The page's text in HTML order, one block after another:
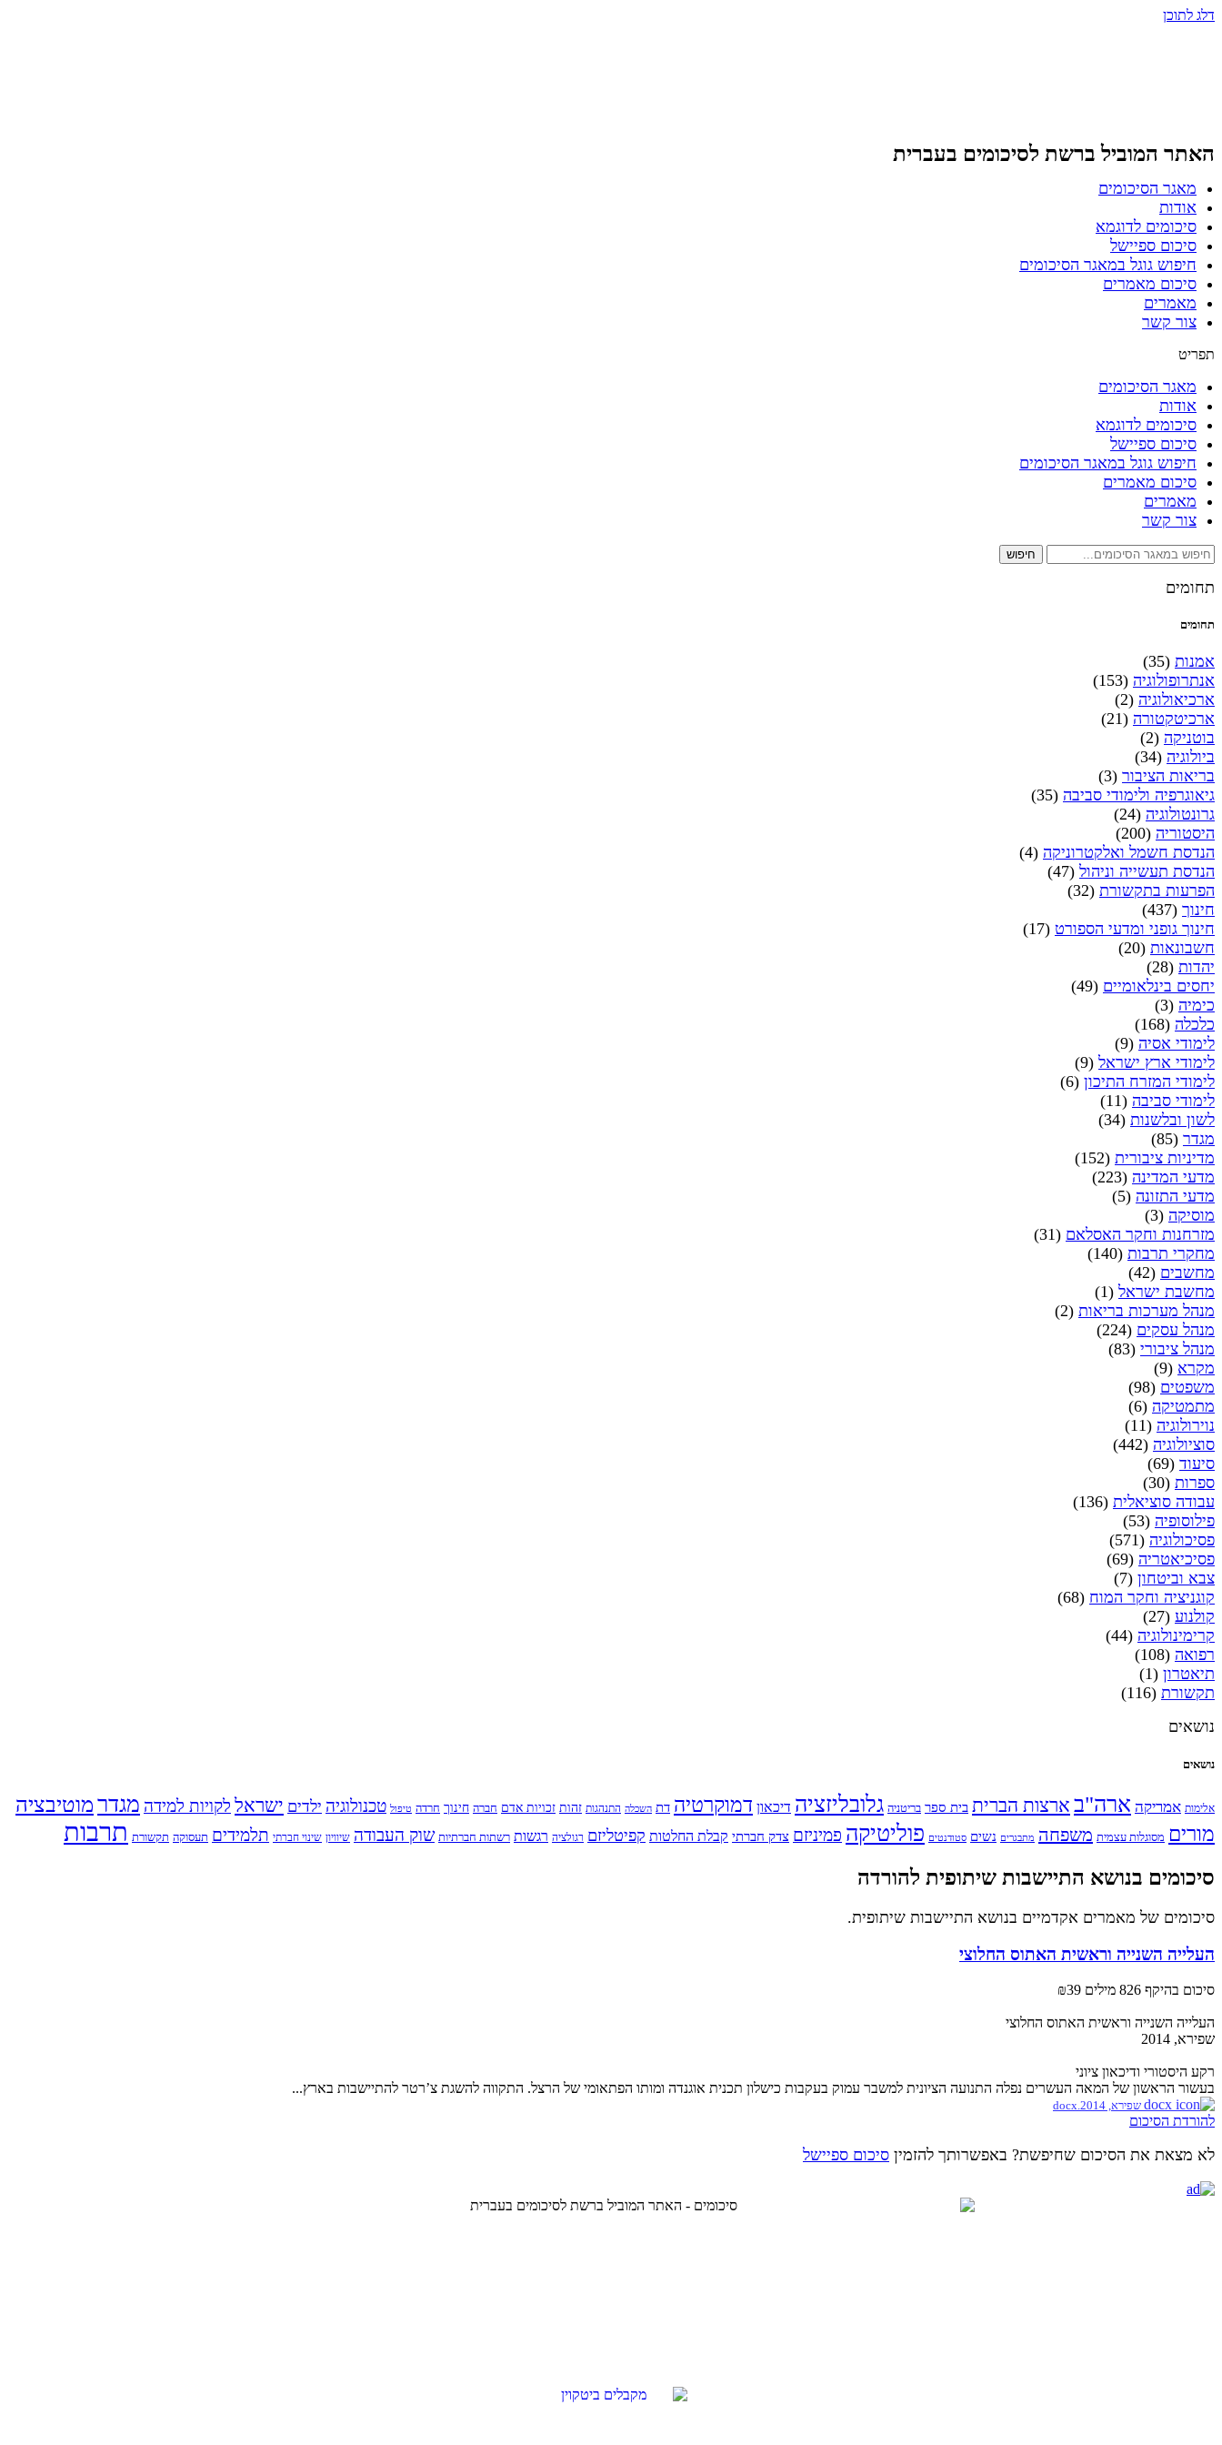
דלג לתוכן
האתר המוביל ברשת לסיכומים בעברית
מאגר הסיכומים
אודות
סיכומים לדוגמא
סיכום ספיישל
חיפוש גוגל במאגר הסיכומים
סיכום מאמרים
מאמרים
צור קשר
תפריט
מאגר הסיכומים
אודות
סיכומים לדוגמא
סיכום ספיישל
חיפוש גוגל במאגר הסיכומים
סיכום מאמרים
מאמרים
צור קשר
חיפוש
תחומים
תחומים
אמנות (35)
אנתרופולוגיה (153)
ארכיאולוגיה (2)
ארכיטקטורה (21)
בוטניקה (2)
ביולוגיה (34)
בריאות הציבור (3)
גיאוגרפיה ולימודי סביבה (35)
גרונטולוגיה (24)
היסטוריה (200)
הנדסת חשמל ואלקטרוניקה (4)
הנדסת תעשייה וניהול (47)
הפרעות בתקשורת (32)
חינוך (437)
חינוך גופני ומדעי הספורט (17)
חשבונאות (20)
יהדות (28)
יחסים בינלאומיים (49)
כימיה (3)
כלכלה (168)
לימודי אסיה (9)
לימודי ארץ ישראל (9)
לימודי המזרח התיכון (6)
לימודי סביבה (11)
לשון ובלשנות (34)
מגדר (85)
מדיניות ציבורית (152)
מדעי המדינה (223)
מדעי התזונה (5)
מוסיקה (3)
מזרחנות וחקר האסלאם (31)
מחקרי תרבות (140)
מחשבים (42)
מחשבת ישראל (1)
מנהל מערכות בריאות (2)
מנהל עסקים (224)
מנהל ציבורי (83)
מקרא (9)
משפטים (98)
מתמטיקה (6)
נוירולוגיה (11)
סוציולוגיה (442)
סיעוד (69)
ספרות (30)
עבודה סוציאלית (136)
פילוסופיה (53)
פסיכולוגיה (571)
פסיכיאטריה (69)
צבא וביטחון (7)
קוגניציה וחקר המוח (68)
קולנוע (27)
קרימינולוגיה (44)
רפואה (108)
תיאטרון (1)
תקשורת (116)
נושאים
נושאים
אלימות אמריקה ארה"ב ארצות הברית בית ספר בריטניה גלובליזציה דיכאון דמוקרטיה דת השכלה התנהגות זהות זכויות אדם חברה חינוך חרדה טיפול טכנולוגיה ילדים ישראל לקויות למידה מגדרמוטיבציה
מורים מסוגלות עצמית משפחה מתבגרים נשים סטודנטים פוליטיקה פמיניזם צדק חברתי קבלת החלטות קפיטליזם רגולציה רגשות רשתות חברתיות שוק העבודה שיוויון שינוי חברתי תלמידים תעסוקה תקשורת תרבות
סיכומים בנושא התיישבות שיתופית להורדה
סיכומים של מאמרים אקדמיים בנושא התיישבות שיתופית.
העלייה השנייה וראשית האתוס החלוצי
סיכום בהיקף 826 מילים ₪39
העלייה השנייה וראשית האתוס החלוצי
שפירא, 2014
רקע היסטורי ודיכאון ציוני
בעשור הראשון של המאה העשרים נפלה התנועה הציונית למשבר עמוק בעקבות כישלון תכנית אוגנדה ומותו הפתאומי של הרצל. התקווה להשגת צ’רטר להתיישבות בארץ...
שפירא, 2014.docx
להורדת הסיכום
לא מצאת את הסיכום שחיפשת? באפשרותך להזמין סיכום ספיישל